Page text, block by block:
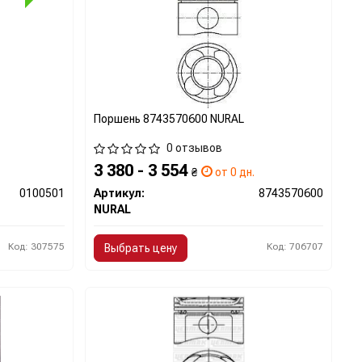
0100501
Код: 307575
Поршень 8743570600 NURAL
0 отзывов
3 380 - 3 554₴
от 0 дн.
Артикул:
8743570600
NURAL
Выбрать цену Код: 706707